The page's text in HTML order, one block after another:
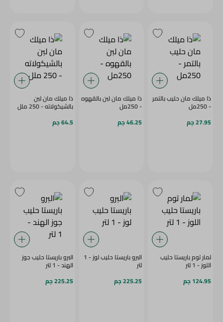
ذا ميلك مان حليب بالتمر
- 250مل
27.95 جم
ذا ميلك مان لبن بالقهوه
- 250مل
46.25 جم
ذا ميلك مان لبن
بالشيكولاته - 250 ملل
64.5 جم
لمار توم باريستا حليب
اللوز - 1 لتر
124.95 جم
البرو باريستا حليب لوز - 1
لتر
225.25 جم
البرو باريستا حليب جوز
الهند - 1 لتر
225.25 جم